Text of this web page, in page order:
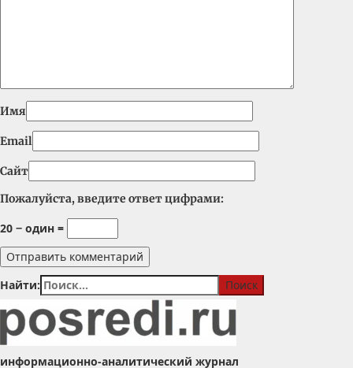
Имя
Email
Сайт
Пожалуйста, введите ответ цифрами:
20 − один =
Найти:
информационно-аналитический журнал